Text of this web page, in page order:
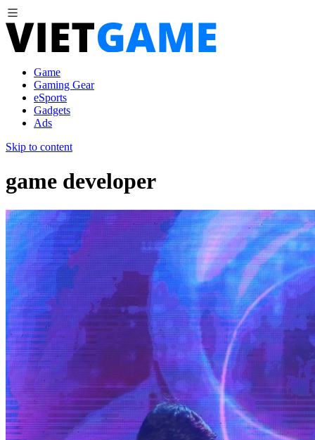
Game
Gaming Gear
eSports
Gadgets
Ads
Skip to content
game developer